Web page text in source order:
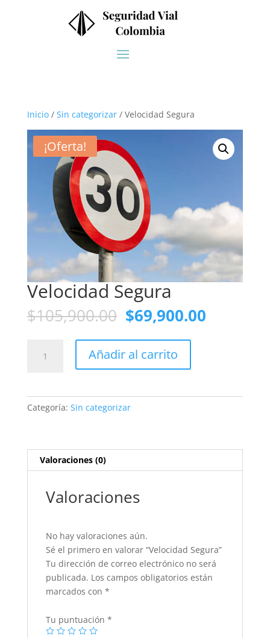
Inicio/ Sin categorizar/ Velocidad Segura
¡Oferta!
Velocidad Segura
$105,900.00 El
precio
original
era:
$105,900.00.
$69,900.00El
Segura
Añadir al carrito
Categoría: Sin categorizar
Valoraciones (0)
Valoraciones
No hay valoraciones aún.
Sé el primero en valorar “Velocidad Segura”
Tu dirección de correo electrónico no será
publicada. Los campos obligatorios están
marcados con *
Tu puntuación *